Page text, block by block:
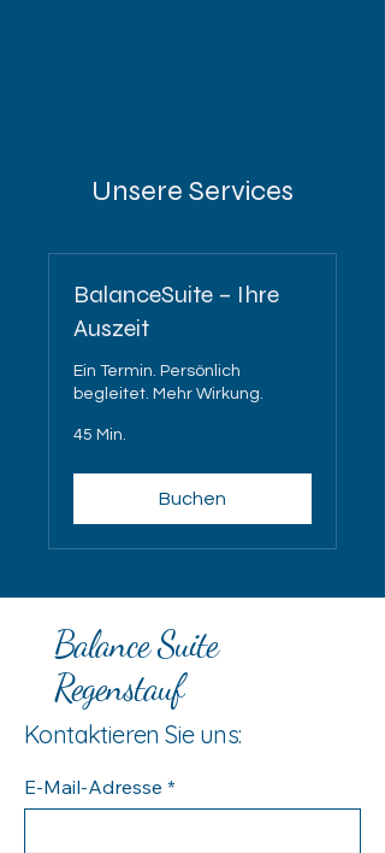
Unsere Services
BalanceSuite – Ihre
Auszeit
Ein Termin. Persönlich
begleitet. Mehr Wirkung.
45 Min.
Buchen
Balance Suite
Regenstauf
Kontaktieren Sie uns:
E-Mail-Adresse *